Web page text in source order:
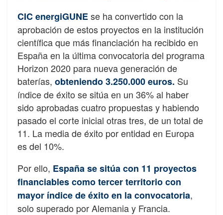
CIC energiGUNEse ha convertido con la
aprobación de estos proyectos en la institución
científica que más financiación ha recibido en
España en la última convocatoria del programa
Horizon 2020 para nueva generación de
baterías, obteniendo 3.250.000 euros. Su
índice de éxito se sitúa en un 36% al haber
sido aprobadas cuatro propuestas y habiendo
pasado el corte inicial otras tres, de un total de
11. La media de éxito por entidad en Europa
es del 10%.
Por ello, España se sitúa con 11 proyectos
financiables como tercer territorio con
mayor índice de éxito en la convocatoria,
solo superado por Alemania y Francia.